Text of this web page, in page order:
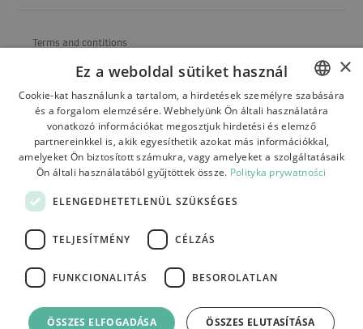
Terms and contitions
Payments
Contact
e-commerce platform by:
POLISH
BULGARIAN
CZECH
×
Ez a weboldal sütiket használ
Cookie-kat használunk a tartalom, a hirdetések személyre szabására
és a forgalom elemzésére. Webhelyünk Ön általi használatára
vonatkozó információkat megosztjuk hirdetési és elemző
partnereinkkel is, akik egyesíthetik azokat más információkkal,
amelyeket Ön biztosított számukra, vagy amelyeket a szolgáltatásaik
Ön általi használatából gyűjtöttek össze. Polityka prywatności
ELENGEDHETETLENÜL SZÜKSÉGES
TELJESÍTMÉNY CÉLZÁS
FUNKCIONALITÁS BESOROLATLAN
ÖSSZES ELFOGADÁSA ÖSSZES ELUTASÍTÁSA